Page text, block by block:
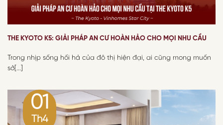
THE KYOTO K5: GIẢI PHÁP AN CƯ HOÀN HẢO CHO MỌI NHU CẦU
Trong nhịp sống hối hả của đô thị hiện đại, ai cũng mong muốn
sở[...]
01
Th4